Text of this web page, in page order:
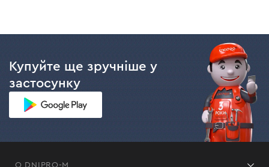
Купуйте ще зручніше у
застосунку
О DNIPRO-M